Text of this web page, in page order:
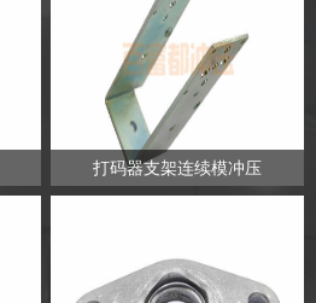
打码器支架连续模冲压